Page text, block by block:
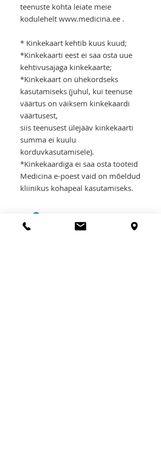
teenuste kohta leiate meie
kodulehelt www.medicina.ee .
* Kinkekaart kehtib kuus kuud;
*Kinkekaarti eest ei saa osta uue
kehtivusajaga kinkekaarte;
*Kinkekaart on ühekordseks
kasutamiseks (juhul, kui teenuse
väärtus on väiksem kinkekaardi
väärtusest,
siis teenusest ülejääv kinkekaarti
summa ei kuulu
korduvkasutamisele).
*Kinkekaardiga ei saa osta tooteid
Medicina e-poest vaid on mõeldud
kliinikus kohapeal kasutamiseks.